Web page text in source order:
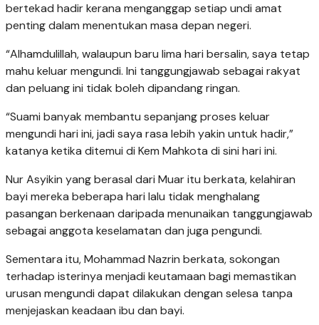
bertekad hadir kerana menganggap setiap undi amat
penting dalam menentukan masa depan negeri.
“Alhamdulillah, walaupun baru lima hari bersalin, saya tetap
mahu keluar mengundi. Ini tanggungjawab sebagai rakyat
dan peluang ini tidak boleh dipandang ringan.
“Suami banyak membantu sepanjang proses keluar
mengundi hari ini, jadi saya rasa lebih yakin untuk hadir,”
katanya ketika ditemui di Kem Mahkota di sini hari ini.
Nur Asyikin yang berasal dari Muar itu berkata, kelahiran
bayi mereka beberapa hari lalu tidak menghalang
pasangan berkenaan daripada menunaikan tanggungjawab
sebagai anggota keselamatan dan juga pengundi.
Sementara itu, Mohammad Nazrin berkata, sokongan
terhadap isterinya menjadi keutamaan bagi memastikan
urusan mengundi dapat dilakukan dengan selesa tanpa
menjejaskan keadaan ibu dan bayi.